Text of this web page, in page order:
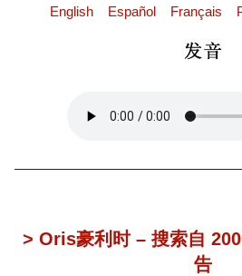
English Español Français
> Oris豪利时 – 搜索自
告